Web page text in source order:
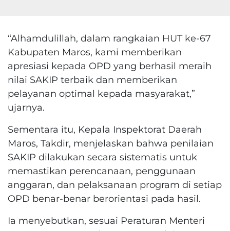
“Alhamdulillah, dalam rangkaian HUT ke-67
Kabupaten Maros, kami memberikan
apresiasi kepada OPD yang berhasil meraih
nilai SAKIP terbaik dan memberikan
pelayanan optimal kepada masyarakat,”
ujarnya.
Sementara itu, Kepala Inspektorat Daerah
Maros, Takdir, menjelaskan bahwa penilaian
SAKIP dilakukan secara sistematis untuk
memastikan perencanaan, penggunaan
anggaran, dan pelaksanaan program di setiap
OPD benar-benar berorientasi pada hasil.
Ia menyebutkan, sesuai Peraturan Menteri